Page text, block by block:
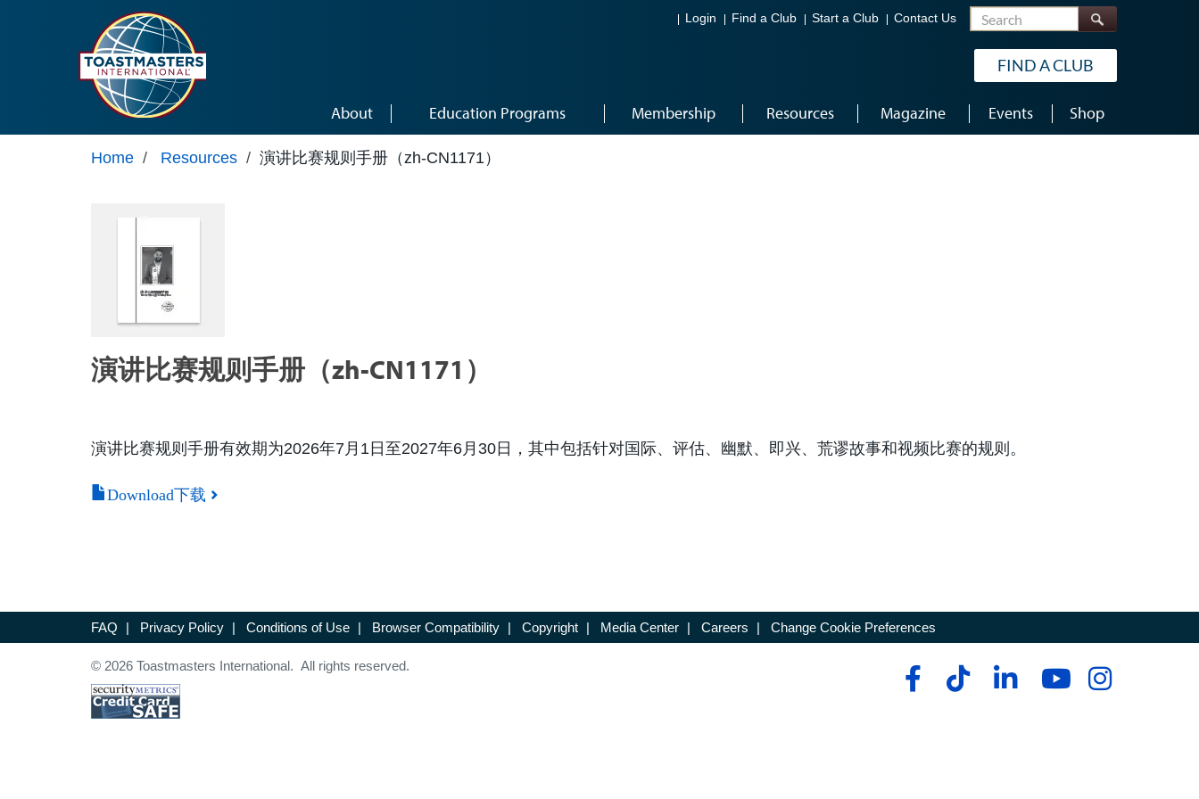
Login Find a Club Start a Club Contact Us Search
FIND A CLUB
About Education Programs Membership Resources Magazine Events Shop
Home / Resources / 演讲比赛规则手册（zh-CN1171）
演讲比赛规则手册（zh-CN1171）
演讲比赛规则手册有效期为2026年7月1日至2027年6月30日，其中包括针对国际、评估、幽默、即兴、荒谬故事和视频比赛的规则。
Download下载
FAQ | Privacy Policy | Conditions of Use | Browser Compatibility | Copyright | Media Center | Careers | Change Cookie Preferences
© 2026 Toastmasters International. All rights reserved.